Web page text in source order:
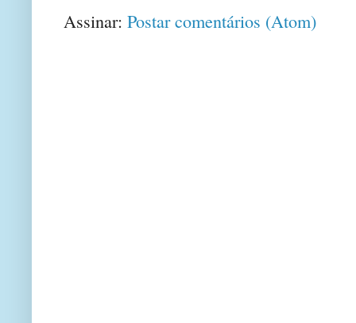
Assinar: Postar comentários (Atom)